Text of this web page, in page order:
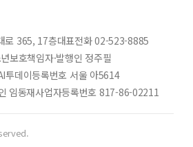
로 365, 17층대표전화 02-523-8885
보호책임자·발행인 정주필
투데이등록번호 서울 아5614
임동재사업자등록번호 817-86-02211